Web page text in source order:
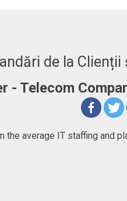
de la
that goes beyond just